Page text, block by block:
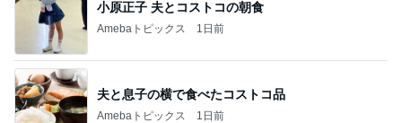
小原正子 夫とコストコの朝食
Amebaトピックス 1日前
夫と息子の横で食べたコストコ品
Amebaトピックス 1日前